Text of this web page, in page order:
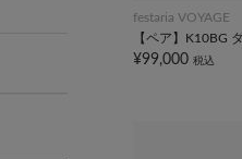
festaria VOYAGE
【ペア】K10BG
¥99,000 税込